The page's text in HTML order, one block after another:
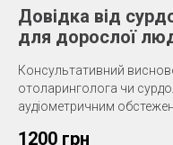
Довідка від
для дорослої
Консультативний
отоларинголога чи
аудіометричним
1200 грн